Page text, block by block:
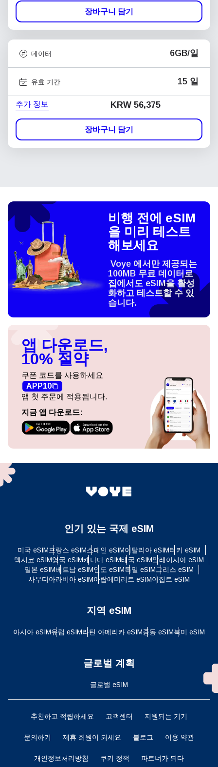
장바구니 담기
데이터 6GB/일
유효 기간 15 일
추가 정보 KRW 56,375
장바구니 담기
비행 전에 eSIM
을 미리 테스트
해보세요
Voye 에서만 제공되는
100MB 무료 데이터로
집에서도 eSIM을 활성
화하고 테스트할 수 있
습니다.
앱 다운로드,
10% 절약
쿠폰 코드를 사용하세요
APP10
앱 첫 주문에 적용됩니다.
지금 앱 다운로드:
인기 있는 국제 eSIM
미국 eSIM프랑스 eSIM스페인 eSIM이탈리아 eSIM터키 eSIM
멕시코 eSIM영국 eSIM캐나다 eSIM태국 eSIM말레이시아 eSIM
일본 eSIM베트남 eSIM인도 eSIM독일 eSIM그리스 eSIM
사우디아라비아 eSIM아랍에미리트 eSIM이집트 eSIM
지역 eSIM
아시아 eSIM유럽 ​​eSIM라틴 아메리카 eSIM중동 eSIM북미 eSIM
글로벌 계획
글로벌 eSIM
추천하고 적립하세요 고객센터 지원되는 기기
문의하기 제휴 회원이 되세요 블로그 이용 약관
개인정보처리방침 쿠키 정책 파트너가 되다